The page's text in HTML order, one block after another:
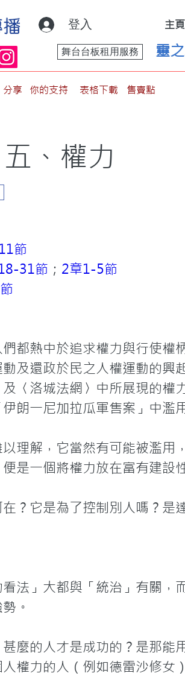
登入 主頁
靈
舞台台板租用服務
分享 你的支持 表格下載 售賣點
五、權力
節
31節 ； 2章1-5節
都熱中於追求權力與行使權
及還政於民之人權運動的興
〈洛城法網〉中所展現的權
伊朗一尼加拉瓜軍售案」中濫
理解，它當然有可能被濫用
是一個將權力放在富有建設
？它是為了控制別人嗎？是
法」大都與「統治」有關，
。
麼的人才是成功的？是那能
權力的人（例如德雷沙修女